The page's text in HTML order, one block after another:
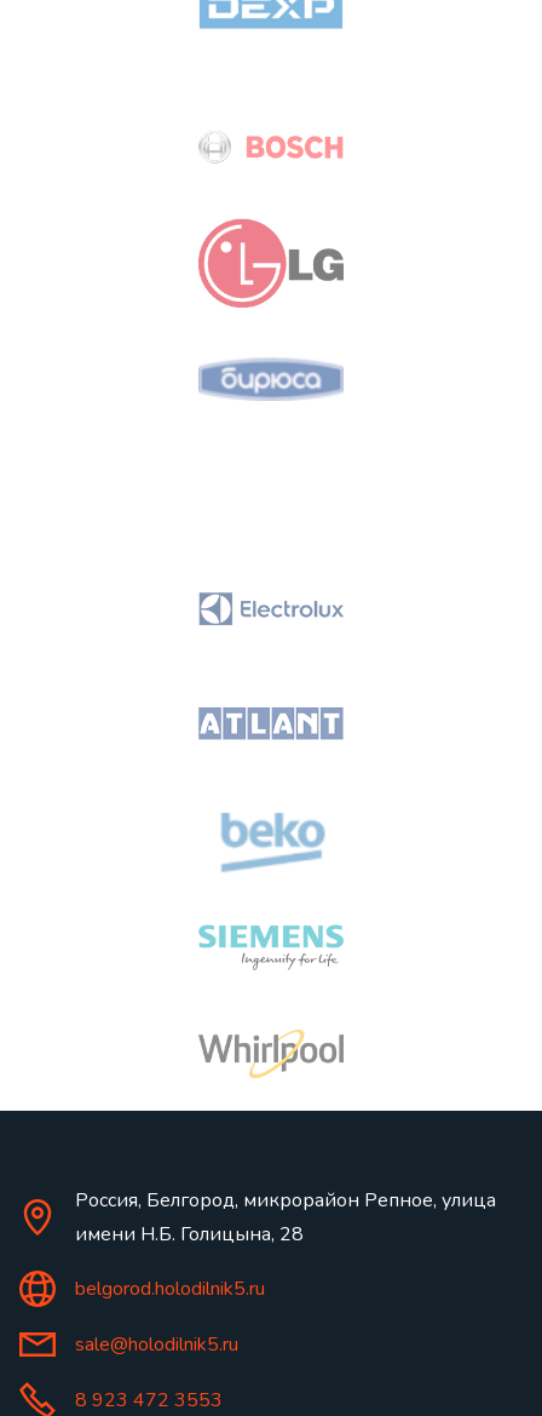
Россия, Белгород, микрорайон Репное, улица
имени Н.Б. Голицына, 28
belgorod.holodilnik5.ru
sale@holodilnik5.ru
8 923 472 3553